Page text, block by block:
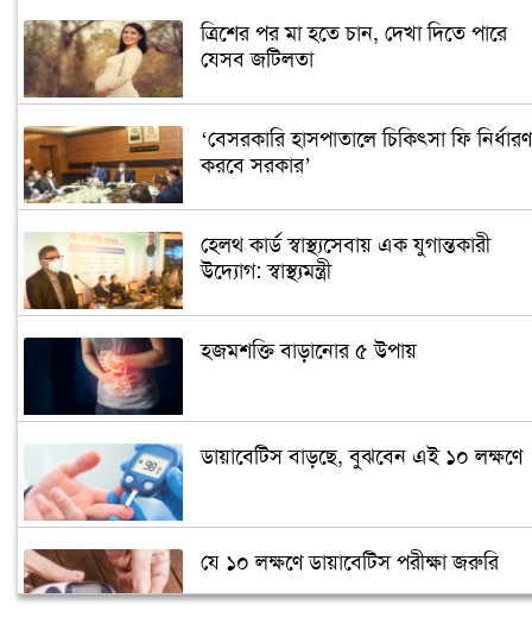
ত্রিশের পর মা হতে চান, দেখা দিতে পারে
যেসব জটিলতা
‘বেসরকারি হাসপাতালে চিকিৎসা ফি নির্ধারণ
করবে সরকার’
হেলথ কার্ড স্বাস্থ্যসেবায় এক যুগান্তকারী
উদ্যোগ: স্বাস্থ্যমন্ত্রী
হজমশক্তি বাড়ানোর ৫ উপায়
ডায়াবেটিস বাড়ছে, বুঝবেন এই ১০ লক্ষণে
যে ১০ লক্ষণে ডায়াবেটিস পরীক্ষা জরুরি